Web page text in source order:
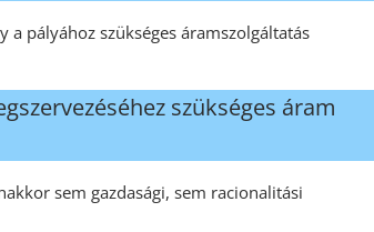
pályához szükséges áramszolgáltatás
szükséges áram
sem gazdasági, sem racionalitási